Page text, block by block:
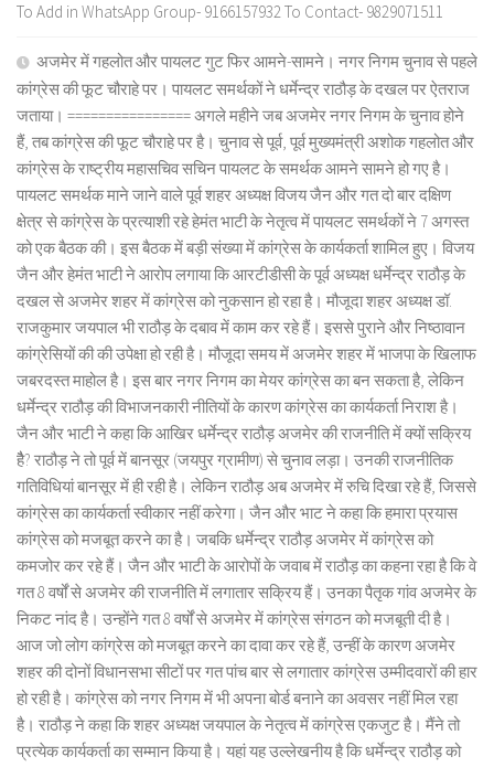
To Add in WhatsApp Group- 9166157932 To Contact- 9829071511
अजमेर में गहलोत और पायलट गुट फिर आमने-सामने। नगर निगम चुनाव से पहले
कांग्रेस की फूट चौराहे पर। पायलट समर्थकों ने धर्मेन्द्र राठौड़ के दखल पर ऐतराज
जताया। ================ अगले महीने जब अजमेर नगर निगम के चुनाव होने
हैं, तब कांग्रेस की फूट चौराहे पर है। चुनाव से पूर्व, पूर्व मुख्यमंत्री अशोक गहलोत और
कांग्रेस के राष्ट्रीय महासचिव सचिन पायलट के समर्थक आमने सामने हो गए है।
पायलट समर्थक माने जाने वाले पूर्व शहर अध्यक्ष विजय जैन और गत दो बार दक्षिण
क्षेत्र से कांग्रेस के प्रत्याशी रहे हेमंत भाटी के नेतृत्व में पायलट समर्थकों ने 7 अगस्त
को एक बैठक की। इस बैठक में बड़ी संख्या में कांग्रेस के कार्यकर्ता शामिल हुए। विजय
जैन और हेमंत भाटी ने आरोप लगाया कि आरटीडीसी के पूर्व अध्यक्ष धर्मेन्द्र राठौड़ के
दखल से अजमेर शहर में कांग्रेस को नुकसान हो रहा है। मौजूदा शहर अध्यक्ष डॉ.
राजकुमार जयपाल भी राठौड़ के दबाव में काम कर रहे हैं। इससे पुराने और निष्ठावान
कांग्रेसियों की की उपेक्षा हो रही है। मौजूदा समय में अजमेर शहर में भाजपा के खिलाफ
जबरदस्त माहोल है। इस बार नगर निगम का मेयर कांग्रेस का बन सकता है, लेकिन
धर्मेन्द्र राठौड़ की विभाजनकारी नीतियों के कारण कांग्रेस का कार्यकर्ता निराश है।
जैन और भाटी ने कहा कि आखिर धर्मेन्द्र राठौड़ अजमेर की राजनीति में क्यों सक्रिय
हैै? राठौड़ ने तो पूर्व में बानसूर (जयपुर ग्रामीण) से चुनाव लड़ा। उनकी राजनीतिक
गतिविधियां बानसूर में ही रही है। लेकिन राठौड़ अब अजमेर में रुचि दिखा रहे हैं, जिससे
कांग्रेस का कार्यकर्ता स्वीकार नहीं करेगा। जैन और भाट ने कहा कि हमारा प्रयास
कांग्रेस को मजबूत करने का है। जबकि धर्मेन्द्र राठौड़ अजमेर में कांग्रेस को
कमजोर कर रहे हैं। जैन और भाटी के आरोपों के जवाब में राठौड़ का कहना रहा है कि वे
गत 8 वर्षों से अजमेर की राजनीति में लगातार सक्रिय हैं। उनका पैतृक गांव अजमेर के
निकट नांद है। उन्होंने गत 8 वर्षों से अजमेर में कांग्रेस संगठन को मजबूती दी है।
आज जो लोग कांग्रेस को मजबूत करने का दावा कर रहे हैं, उन्हीं के कारण अजमेर
शहर की दोनों विधानसभा सीटों पर गत पांच बार से लगातार कांग्रेस उम्मीदवारों की हार
हो रही है। कांग्रेस को नगर निगम में भी अपना बोर्ड बनाने का अवसर नहीं मिल रहा
है। राठौड़ ने कहा कि शहर अध्यक्ष जयपाल के नेतृत्व में कांग्रेस एकजुट है। मैंने तो
प्रत्येक कार्यकर्ता का सम्मान किया है। यहां यह उल्लेखनीय है कि धर्मेन्द्र राठौड़ को